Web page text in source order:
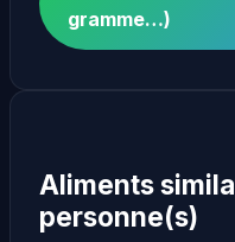
gramme…)
Aliments
personne(s)